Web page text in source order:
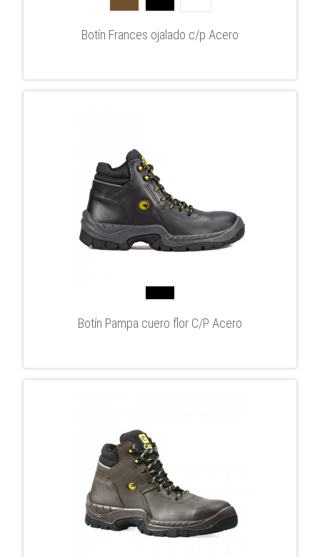
Botín Frances ojalado c/p Acero
Botín Pampa cuero flor C/P Acero